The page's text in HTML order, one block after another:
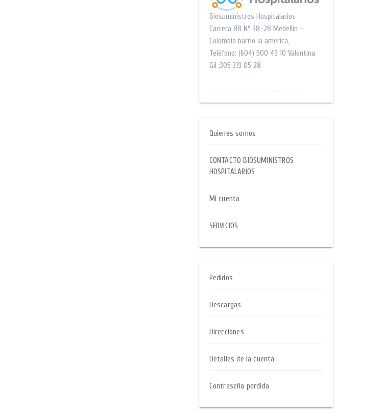
Biosuministros Hospitalarios
Carrera 88 N° 38-28 Medellín -
Colombia barrio la america,
Teléfono: (604) 500 49 10 Valentina
Gil :305 319 05 28
Quienes somos
CONTACTO BIOSUMINISTROS
HOSPITALARIOS
Mi cuenta
SERVICIOS
Pedidos
Descargas
Direcciones
Detalles de la cuenta
Contraseña perdida